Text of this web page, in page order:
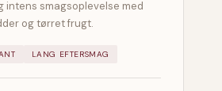
intens smagsoplevelse med
og tørret frugt.
LANG EFTERSMAG